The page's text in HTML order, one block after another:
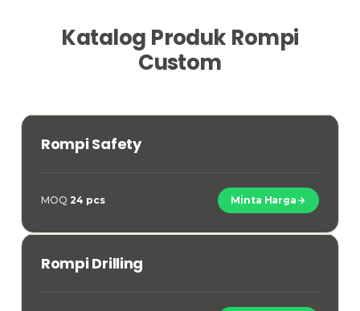
Katalog Produk Rompi
Custom
Rompi Safety
MOQ 24 pcs Minta Harga
Rompi Drilling